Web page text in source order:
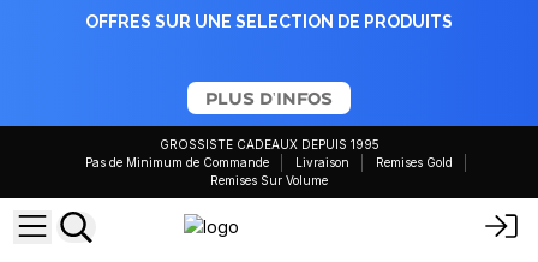
OFFRES SUR UNE SELECTION DE PRODUITS
PLUS D'INFOS
GROSSISTE CADEAUX DEPUIS 1995
Pas de Minimum de Commande
Livraison
Remises Gold
Remises Sur Volume